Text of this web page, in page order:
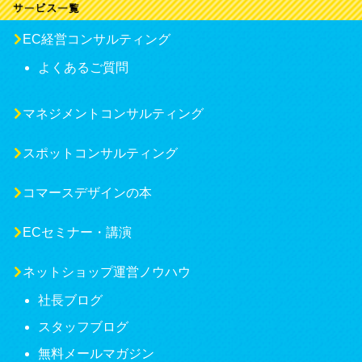
EC経営コンサルティング
よくあるご質問
マネジメントコンサルティング
スポットコンサルティング
コマースデザインの本
ECセミナー・講演
ネットショップ運営ノウハウ
社長ブログ
スタッフブログ
無料メールマガジン